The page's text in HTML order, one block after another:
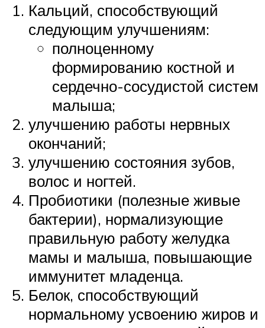
Кальций, способствующий
следующим улучшениям:
полноценному
формированию костной и
сердечно-сосудистой систем
малыша;
улучшению работы нервных
окончаний;
улучшению состояния зубов,
волос и ногтей.
Пробиотики (полезные живые
бактерии), нормализующие
правильную работу желудка
мамы и малыша, повышающие
иммунитет младенца.
Белок, способствующий
нормальному усвоению жиров и